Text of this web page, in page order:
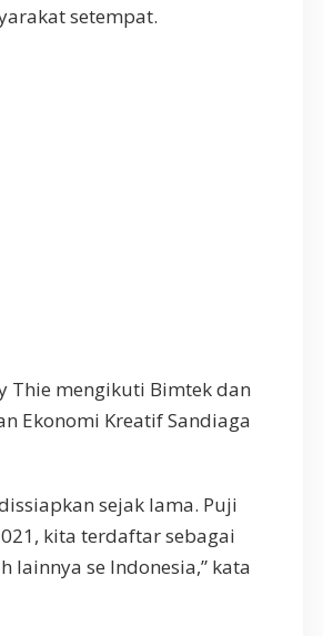
setempat.
Thie mengikuti Bimtek dan
Ekonomi Kreatif Sandiaga
sejak lama. Puji
kita terdaftar sebagai
lainnya se Indonesia,” kata